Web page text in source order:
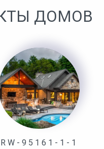
ДОМОВ
RW-95161-1-1